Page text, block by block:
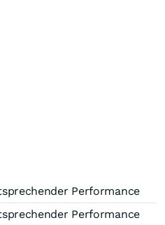
Performance
Performance